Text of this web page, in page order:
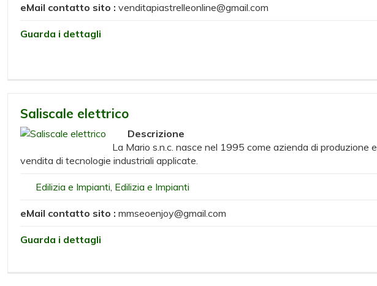
eMail contatto sito : venditapiastrelleonline@gmail.com
Guarda i dettagli
Saliscale elettrico
Descrizione
La Mario s.n.c. nasce nel 1995 come azienda di produzione e
vendita di tecnologie industriali applicate.
Edilizia e Impianti Edilizia e Impianti
eMail contatto sito : mmseoenjoy@gmail.com
Guarda i dettagli